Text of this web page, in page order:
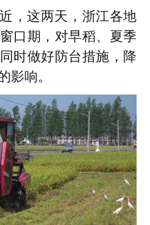
，这两天，浙江各地
口期，对早稻、夏季
时做好防台措施，降
影响。